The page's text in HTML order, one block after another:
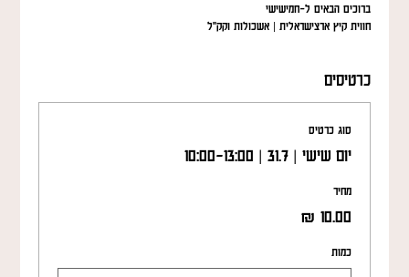
ברוכים הבאים ל-חמישישי
חווית קיץ ארצישראלית | אשכולות וקק"ל
כרטיסים
סוג כרטיס
יום שישי | 31.7 | 10:00-13:00
מחיר
כמות